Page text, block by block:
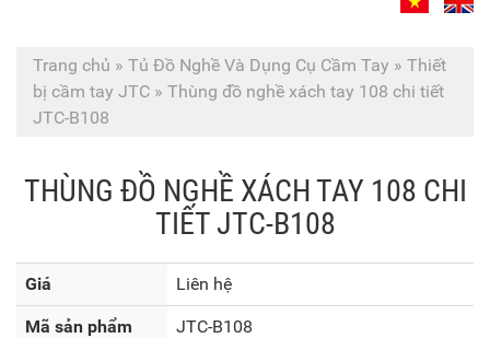
Trang chủ » Tủ Đồ Nghề Và Dụng Cụ Cầm Tay » Thiết
bị cầm tay JTC » Thùng đồ nghề xách tay 108 chi tiết
JTC-B108
THÙNG ĐỒ NGHỀ XÁCH TAY 108 CHI
TIẾT JTC-B108
Giá Liên hệ
Mã sản phẩm JTC-B108